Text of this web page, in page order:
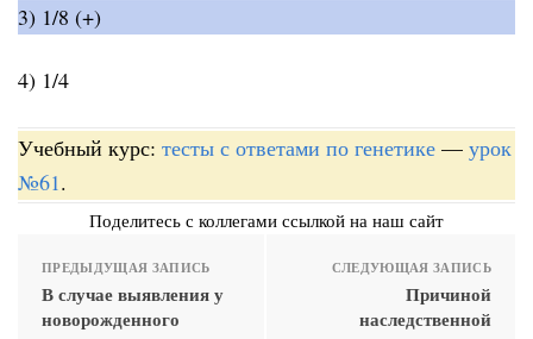
3) 1/8 (+)
4) 1/4
Учебный курс: тесты с ответами по генетике — урок
№61.
Поделитесь с коллегами ссылкой на наш сайт
ПРЕДЫДУЩАЯ ЗАПИСЬ
В случае выявления у
новорожденного
СЛЕДУЮЩАЯ ЗАПИСЬ
Причиной
наследственной